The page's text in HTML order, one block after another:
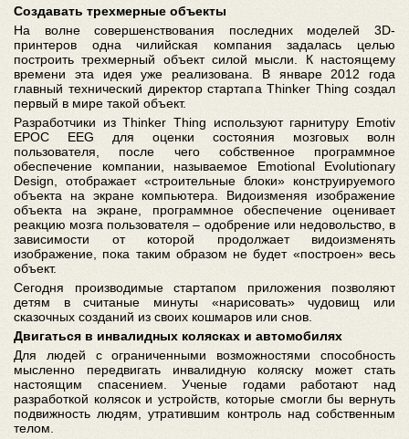
Создавать трехмерные объекты
На волне совершенствования последних моделей 3D-
принтеров одна чилийская компания задалась целью
построить трехмерный объект силой мысли. К настоящему
времени эта идея уже реализована. В январе 2012 года
главный технический директор стартапа Thinker Thing создал
первый в мире такой объект.
Разработчики из Thinker Thing используют гарнитуру Emotiv
EPOC EEG для оценки состояния мозговых волн
пользователя, после чего собственное программное
обеспечение компании, называемое Emotional Evolutionary
Design, отображает «строительные блоки» конструируемого
объекта на экране компьютера. Видоизменяя изображение
объекта на экране, программное обеспечение оценивает
реакцию мозга пользователя – одобрение или недовольство, в
зависимости от которой продолжает видоизменять
изображение, пока таким образом не будет «построен» весь
объект.
Сегодня производимые стартапом приложения позволяют
детям в считаные минуты «нарисовать» чудовищ или
сказочных созданий из своих кошмаров или снов.
Двигаться в инвалидных колясках и автомобилях
Для людей с ограниченными возможностями способность
мысленно передвигать инвалидную коляску может стать
настоящим спасением. Ученые годами работают над
разработкой колясок и устройств, которые смогли бы вернуть
подвижность людям, утратившим контроль над собственным
телом.